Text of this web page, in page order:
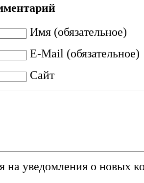
Имя (обязательное)
E-Mail (обязательное)
Сайт
на уведомления о новых